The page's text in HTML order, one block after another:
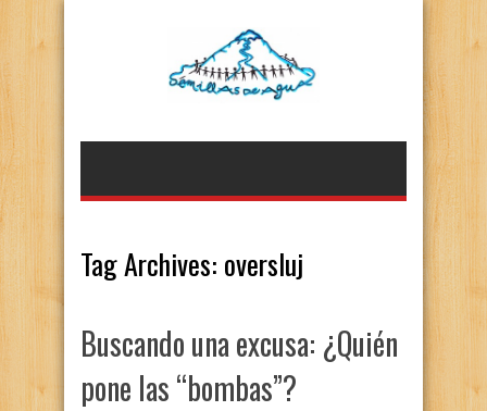
Tag Archives: oversluj
Buscando una excusa: ¿Quién
pone las “bombas”?